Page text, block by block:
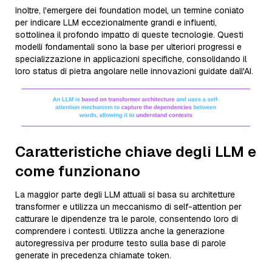
Inoltre, l'emergere dei foundation model, un termine coniato
per indicare LLM eccezionalmente grandi e influenti,
sottolinea il profondo impatto di queste tecnologie. Questi
modelli fondamentali sono la base per ulteriori progressi e
specializzazione in applicazioni specifiche, consolidando il
loro status di pietra angolare nelle innovazioni guidate dall'AI.
Caratteristiche chiave degli LLM e
come funzionano
La maggior parte degli LLM attuali si basa su architetture
transformer e utilizza un meccanismo di self-attention per
catturare le dipendenze tra le parole, consentendo loro di
comprendere i contesti. Utilizza anche la generazione
autoregressiva per produrre testo sulla base di parole
generate in precedenza chiamate token.